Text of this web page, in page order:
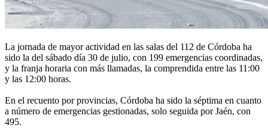
La jornada de mayor actividad en las salas del 112 de Córdoba ha
sido la del sábado día 30 de julio, con 199 emergencias coordinadas,
y la franja horaria con más llamadas, la comprendida entre las 11:00
y las 12:00 horas.
En el recuento por provincias, Córdoba ha sido la séptima en cuanto
a número de emergencias gestionadas, solo seguida por Jaén, con
495.